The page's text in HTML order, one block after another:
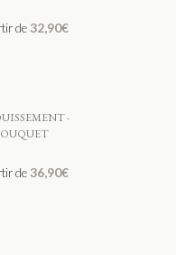
de 32,90€
-
de 36,90€